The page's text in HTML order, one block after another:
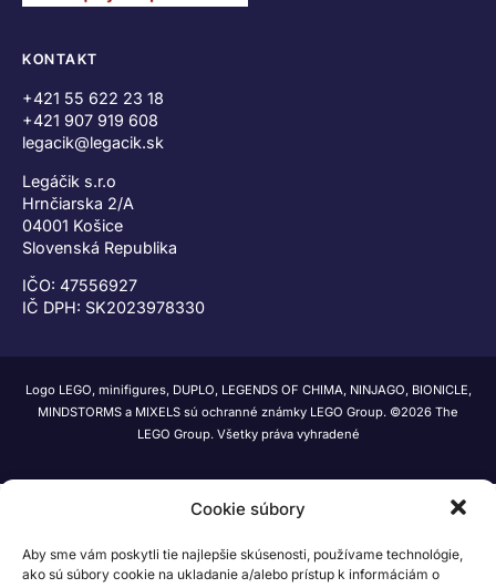
Cookie súbory
Aby sme vám poskytli tie najlepšie skúsenosti, používame technológie,
ako sú súbory cookie na ukladanie a/alebo prístup k informáciám o
KONTAKT
+421 55 622 23 18
+421 907 919 608
legacik@legacik.sk
Legáčik s.r.o
Hrnčiarska 2/A
04001 Košice
Slovenská Republika
IČO: 47556927
IČ DPH: SK2023978330
Logo LEGO, minifigures, DUPLO, LEGENDS OF CHIMA, NINJAGO, BIONICLE,
MINDSTORMS a MIXELS sú ochranné známky LEGO Group. ©2026 The
LEGO Group. Všetky práva vyhradené